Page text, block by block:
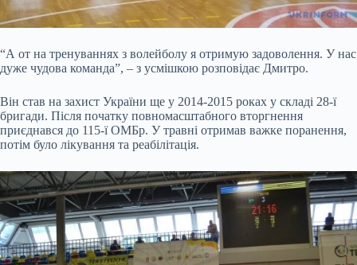
“А от на тренуваннях з волейболу я отримую задоволення. У нас
дуже чудова команда”, – з усмішкою розповідає Дмитро.
Він став на захист України ще у 2014-2015 роках у складі 28-ї
бригади. Після початку повномасштабного вторгнення
приєднався до 115-ї ОМБр. У травні отримав важке поранення,
потім було лікування та реабілітація.